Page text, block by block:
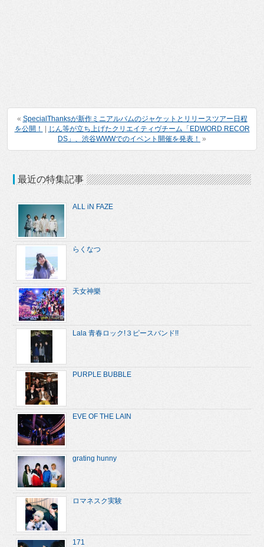
« SpecialThanksが新作ミニアルバムのジャケットとリリースツアー日程
を公開！
じん等が立ち上げたクリエイティヴチーム「EDWORD RECOR
DS」、渋谷WWWでのイベント開催を発表！ »
最近の特集記事
ALL iN FAZE
らくなつ
天女神樂
Lala 青春ロック!３ピースバンド!!
PURPLE BUBBLE
EVE OF THE LAIN
grating hunny
ロマネスク実験
171